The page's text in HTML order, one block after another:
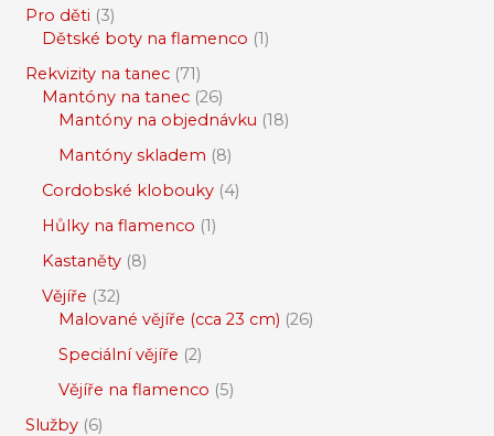
Pro děti 3
Dětské boty na flamenco 1
Rekvizity na tanec 71
Mantóny na tanec 26
Mantóny na objednávku 18
Mantóny skladem 8
Cordobské klobouky 4
Hůlky na flamenco 1
Kastaněty 8
Vějíře 32
Malované vějíře (cca 23 cm) 26
Speciální vějíře 2
Vějíře na flamenco 5
Služby 6